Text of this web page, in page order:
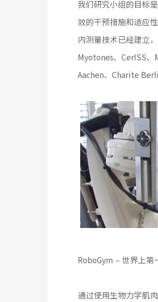
我们研究小组的目标
效的干预措施和适应
内测量技术已经建立
Myotones、CerISS、
Aachen、Charite
RoboGym – 世界上
通过使用生物力学肌